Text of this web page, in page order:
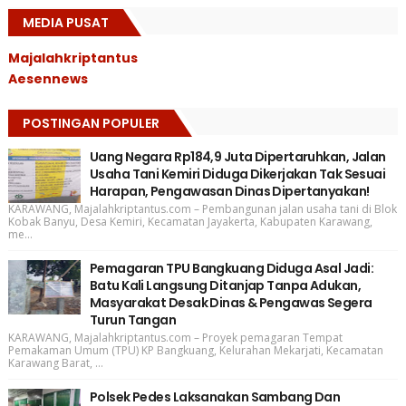
MEDIA PUSAT
Majalahkriptantus
Aesennews
POSTINGAN POPULER
Uang Negara Rp184,9 Juta Dipertaruhkan, Jalan
Usaha Tani Kemiri Diduga Dikerjakan Tak Sesuai
Harapan, Pengawasan Dinas Dipertanyakan!
KARAWANG, Majalahkriptantus.com – Pembangunan jalan usaha tani di Blok
Kobak Banyu, Desa Kemiri, Kecamatan Jayakerta, Kabupaten Karawang,
me...
Pemagaran TPU Bangkuang Diduga Asal Jadi:
Batu Kali Langsung Ditanjap Tanpa Adukan,
Masyarakat Desak Dinas & Pengawas Segera
Turun Tangan
KARAWANG, Majalahkriptantus.com – Proyek pemagaran Tempat
Pemakaman Umum (TPU) KP Bangkuang, Kelurahan Mekarjati, Kecamatan
Karawang Barat, ...
Polsek Pedes Laksanakan Sambang Dan